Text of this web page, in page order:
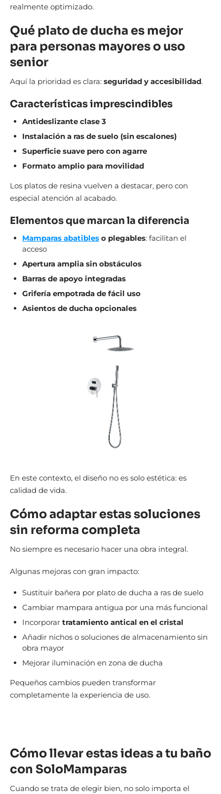
realmente optimizado.
Qué plato de ducha es mejor
para personas mayores o uso
senior
Aquí la prioridad es clara: seguridad y accesibilidad.
Características imprescindibles
Antideslizante clase 3
Instalación a ras de suelo (sin escalones)
Superficie suave pero con agarre
Formato amplio para movilidad
Los platos de resina vuelven a destacar, pero con
especial atención al acabado.
Elementos que marcan la diferencia
Mamparas abatibles o plegables: facilitan el
acceso
Apertura amplia sin obstáculos
Barras de apoyo integradas
Grifería empotrada de fácil uso
Asientos de ducha opcionales
En este contexto, el diseño no es solo estética: es
calidad de vida.
Cómo adaptar estas soluciones
sin reforma completa
No siempre es necesario hacer una obra integral.
Algunas mejoras con gran impacto:
Sustituir bañera por plato de ducha a ras de suelo
Cambiar mampara antigua por una más funcional
Incorporar tratamiento antical en el cristal
Añadir nichos o soluciones de almacenamiento sin
obra mayor
Mejorar iluminación en zona de ducha
Pequeños cambios pueden transformar
completamente la experiencia de uso.
Cómo llevar estas ideas a tu baño
con SoloMamparas
Cuando se trata de elegir bien, no solo importa el